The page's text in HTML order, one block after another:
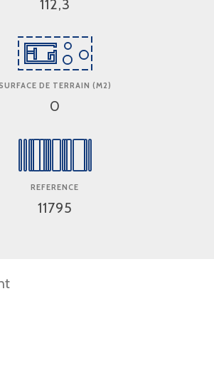
112,3
DE TERRAIN (M2)
0
REFERENCE
11795